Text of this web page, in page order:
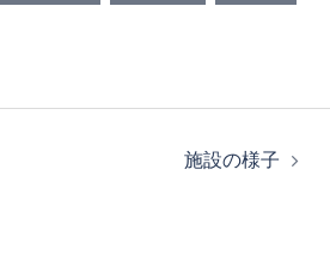
施設の様子